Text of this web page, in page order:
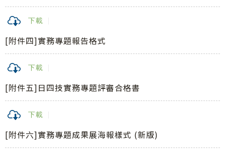
下載
[附件四]實務專題報告格式
下載
[附件五]日四技實務專題評審合格書
下載
[附件六]實務專題成果展海報樣式 (新版)